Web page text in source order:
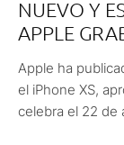
NUEVO Y
APPLE
Apple ha
el iPhone XS,
celebra el 22 de